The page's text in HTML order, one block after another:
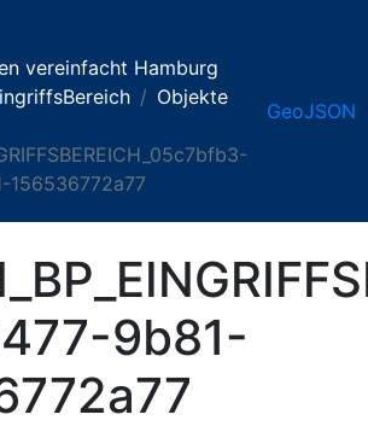
vereinfacht Hamburg
Objekte
156536772a77
GeoJSON
9b81-